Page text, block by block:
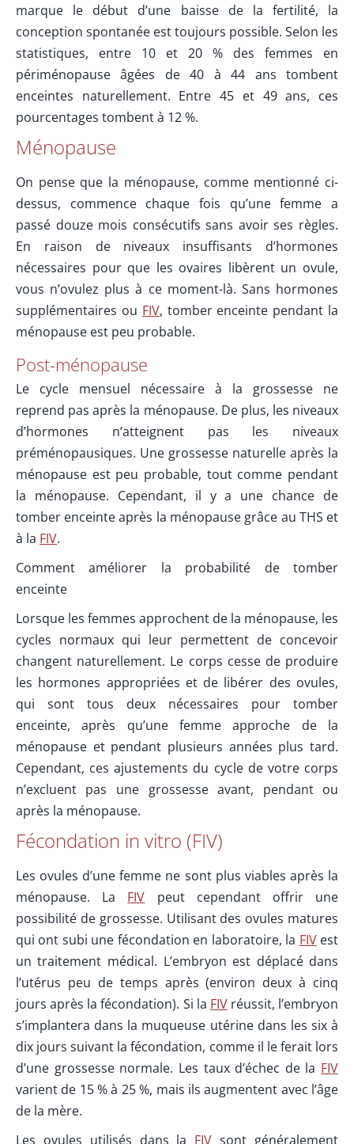
marque le début d’une baisse de la fertilité, la
conception spontanée est toujours possible. Selon les
statistiques, entre 10 et 20 % des femmes en
périménopause âgées de 40 à 44 ans tombent
enceintes naturellement. Entre 45 et 49 ans, ces
pourcentages tombent à 12 %.
Ménopause
On pense que la ménopause, comme mentionné ci-
dessus, commence chaque fois qu’une femme a
passé douze mois consécutifs sans avoir ses règles.
En raison de niveaux insuffisants d’hormones
nécessaires pour que les ovaires libèrent un ovule,
vous n’ovulez plus à ce moment-là. Sans hormones
supplémentaires ou FIV, tomber enceinte pendant la
ménopause est peu probable.
Post-ménopause
Le cycle mensuel nécessaire à la grossesse ne
reprend pas après la ménopause. De plus, les niveaux
d’hormones n’atteignent pas les niveaux
préménopausiques. Une grossesse naturelle après la
ménopause est peu probable, tout comme pendant
la ménopause. Cependant, il y a une chance de
tomber enceinte après la ménopause grâce au THS et
à la FIV.
Comment améliorer la probabilité de tomber
enceinte
Lorsque les femmes approchent de la ménopause, les
cycles normaux qui leur permettent de concevoir
changent naturellement. Le corps cesse de produire
les hormones appropriées et de libérer des ovules,
qui sont tous deux nécessaires pour tomber
enceinte, après qu’une femme approche de la
ménopause et pendant plusieurs années plus tard.
Cependant, ces ajustements du cycle de votre corps
n’excluent pas une grossesse avant, pendant ou
après la ménopause.
Fécondation in vitro (FIV)
Les ovules d’une femme ne sont plus viables après la
ménopause. La FIV peut cependant offrir une
possibilité de grossesse. Utilisant des ovules matures
qui ont subi une fécondation en laboratoire, la FIVest
un traitement médical. L’embryon est déplacé dans
l’utérus peu de temps après (environ deux à cinq
jours après la fécondation). Si la FIVréussit, l’embryon
s’implantera dans la muqueuse utérine dans les six à
dix jours suivant la fécondation, comme il le ferait lors
d’une grossesse normale. Les taux d’échec de la FIV
varient de 15 % à 25 %, mais ils augmentent avec l’âge
de la mère.
Les ovules utilisés dans la FIV sont généralement